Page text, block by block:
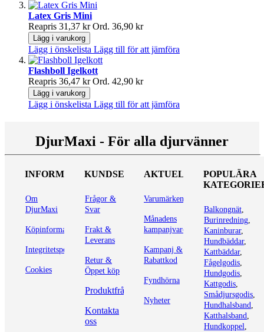
Latex Gris Mini
Reapris 31,37 kr Ord. 36,90 kr
Lägg i varukorg
Lägg i önskelista Lägg till för att jämföra
Flashboll Igelkott
Reapris 36,47 kr Ord. 42,90 kr
Lägg i varukorg
Lägg i önskelista Lägg till för att jämföra
DjurMaxi - För alla djurvänner
INFORMATION
Om
DjurMaxi
Köpinformation
Integritetspolicy
Cookies
KUNDSERVICE
Frågor &
Svar
Frakt &
Leverans
Retur &
Öppet köp
Produktfrågor
Kontakta
oss
AKTUELLT
Varumärken
Månadens
kampanjvaror
Kampanj &
Rabattkod
Fyndhörna
Nyheter
POPULÄRA
Balkongnät,
Burinredning,
Kaninburar,
Hundbäddar,
Kattbäddar,
Fågelgodis,
Hundgodis,
Kattgodis,
Smådjursgodis,
Hundhalsband,
Katthalsband,
Hundkoppel,